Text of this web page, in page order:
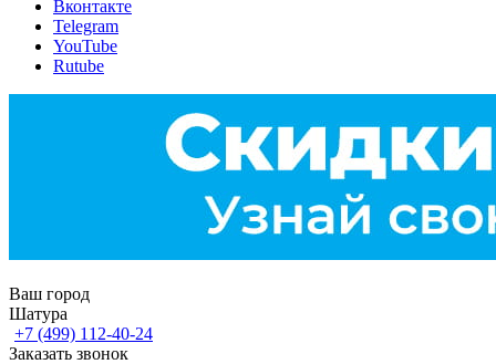
Вконтакте
Telegram
YouTube
Rutube
Ваш город
Шатура
+7 (499) 112-40-24
Заказать звонок